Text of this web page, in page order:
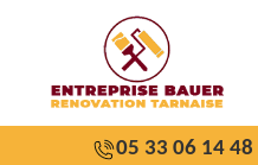
05 33 06 14 48